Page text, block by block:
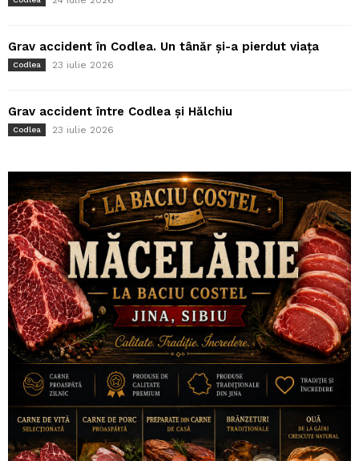
Grav accident în Codlea. Un tânăr și-a pierdut viața
Codlea 23 iulie 2026
Grav accident între Codlea și Hălchiu
Codlea 23 iulie 2026